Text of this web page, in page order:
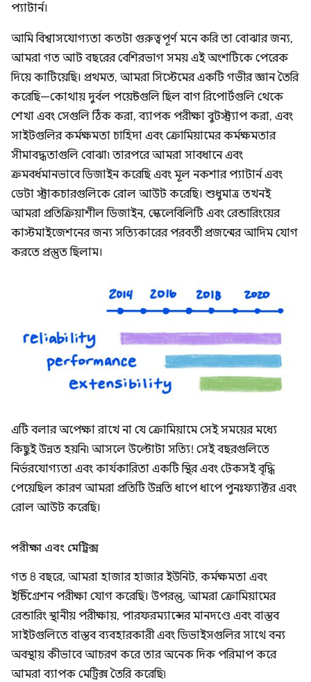
প্যাটার্ন।
আমি বিশ্বাসযোগ্যতা কতটা গুরুত্বপূর্ণ মনে করি তা বোঝার জন্য,
আমরা গত আট বছরের বেশিরভাগ সময় এই অংশটিকে পেরেক
দিয়ে কাটিয়েছি। প্রথমত, আমরা সিস্টেমের একটি গভীর জ্ঞান তৈরি
করেছি—কোথায় দুর্বল পয়েন্টগুলি ছিল বাগ রিপোর্টগুলি থেকে
শেখা এবং সেগুলি ঠিক করা, ব্যাপক পরীক্ষা বুটস্ট্র্যাপ করা, এবং
সাইটগুলির কর্মক্ষমতা চাহিদা এবং ক্রোমিয়ামের কর্মক্ষমতার
সীমাবদ্ধতাগুলি বোঝা৷ তারপরে আমরা সাবধানে এবং
ক্রমবর্ধমানভাবে ডিজাইন করেছি এবং মূল নকশার প্যাটার্ন এবং
ডেটা স্ট্রাকচারগুলিকে রোল আউট করেছি। শুধুমাত্র তখনই
আমরা প্রতিক্রিয়াশীল ডিজাইন, স্কেলেবিলিটি এবং রেন্ডারিংয়ের
কাস্টমাইজেশনের জন্য সত্যিকারের পরবর্তী প্রজন্মের আদিম যোগ
করতে প্রস্তুত ছিলাম।
এটি বলার অপেক্ষা রাখে না যে ক্রোমিয়ামে সেই সময়ের মধ্যে
কিছুই উন্নত হয়নি৷ আসলে উল্টোটা সত্যি! সেই বছরগুলিতে
নির্ভরযোগ্যতা এবং কার্যকারিতা একটি স্থির এবং টেকসই বৃদ্ধি
পেয়েছিল কারণ আমরা প্রতিটি উন্নতি ধাপে ধাপে পুনঃফ্যাক্টর এবং
রোল আউট করেছি।
পরীক্ষা এবং মেট্রিক্স
গত 8 বছরে, আমরা হাজার হাজার ইউনিট, কর্মক্ষমতা এবং
ইন্টিগ্রেশন পরীক্ষা যোগ করেছি। উপরন্তু, আমরা ক্রোমিয়ামের
রেন্ডারিং স্থানীয় পরীক্ষায়, পারফরম্যান্সের মানদণ্ডে এবং বাস্তব
সাইটগুলিতে বাস্তব ব্যবহারকারী এবং ডিভাইসগুলির সাথে বন্য
অবস্থায় কীভাবে আচরণ করে তার অনেক দিক পরিমাপ করে
আমরা ব্যাপক মেট্রিক্স তৈরি করেছি৷